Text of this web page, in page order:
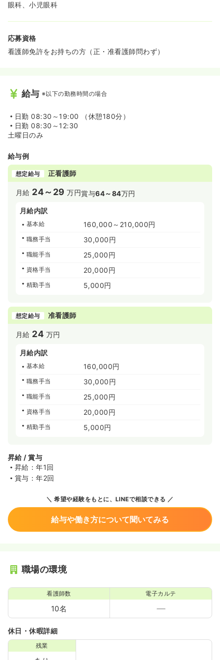
眼科、小児眼科
応募資格
看護師免許をお持ちの方（正・准看護師問わず）
給与 ※以下の勤務時間の場合
日勤 08:30～19:00 （休憩180分）
日勤 08:30～12:30
土曜日のみ
給与例
想定給与 正看護師
月給 24～29 万円賞与64～84万円
月給内訳
基本給 160,000～210,000円
職務手当 30,000円
職能手当 25,000円
資格手当 20,000円
精勤手当 5,000円
想定給与 准看護師
月給 24 万円
月給内訳
基本給 160,000円
職務手当 30,000円
職能手当 25,000円
資格手当 20,000円
精勤手当 5,000円
昇給 / 賞与
昇給：年1回
賞与：年2回
希望や経験をもとに、LINEで相談できる
給与や働き方について聞いてみる
職場の環境
看護師数
10名
電子カルテ
休日・休暇詳細
残業